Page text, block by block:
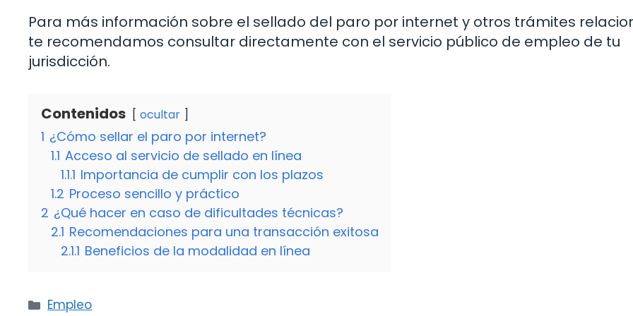
Para más información sobre el sellado del paro por internet y otros trámites
te recomendamos consultar directamente con el servicio público de empleo de tu
jurisdicción.
Contenidos ocultar
1 ¿Cómo sellar el paro por internet?
1.1 Acceso al servicio de sellado en línea
1.1.1 Importancia de cumplir con los plazos
1.2 Proceso sencillo y práctico
2 ¿Qué hacer en caso de dificultades técnicas?
2.1 Recomendaciones para una transacción exitosa
2.1.1 Beneficios de la modalidad en línea
Categorías
Empleo